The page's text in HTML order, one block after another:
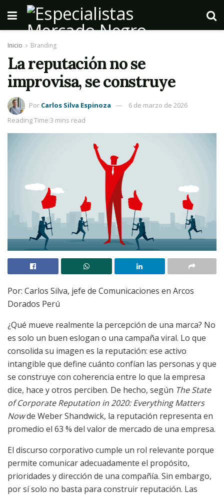
Inicio Branding
La reputación no se
improvisa, se construye
Por Carlos Silva Espinoza
6 de marzo de 2026
Reading Time:3 mins read
Por: Carlos Silva, jefe de Comunicaciones en Arcos
Dorados Perú
¿Qué mueve realmente la percepción de una marca? No
es solo un buen eslogan o una campaña viral. Lo que
consolida su imagen es la reputación: ese activo
intangible que define cuánto confían las personas y que
se construye con coherencia entre lo que la empresa
dice, hace y otros perciben. De hecho, según The State
of Corporate Reputation in 2020: Everything Matters
Nowde Weber Shandwick, la reputación representa en
promedio el 63 % del valor de mercado de una empresa.
El discurso corporativo cumple un rol relevante porque
permite comunicar adecuadamente el propósito,
prioridades y dirección de una compañía. Sin embargo,
por sí solo no basta para construir reputación. Las